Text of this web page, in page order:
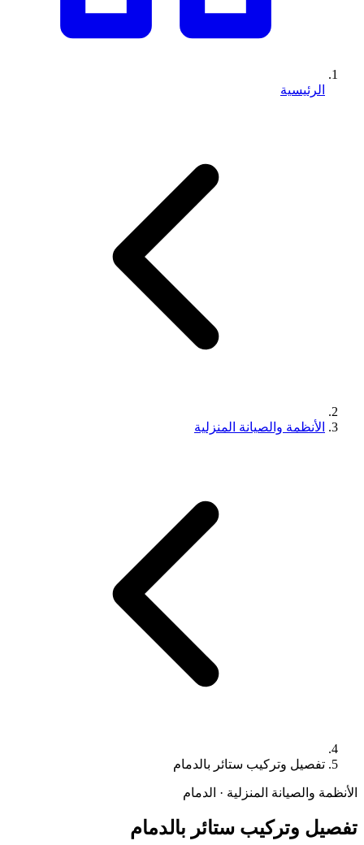
الرئيسية
الأنظمة والصيانة المنزلية
تفصيل وتركيب ستائر بالدمام
الأنظمة والصيانة المنزلية · الدمام
تفصيل وتركيب ستائر بالدمام